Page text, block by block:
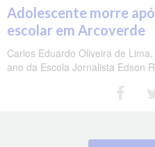
Adolescente morre
escolar em Arcoverde
Carlos Eduardo Oliveira de
ano da Escola Jornalista Edson